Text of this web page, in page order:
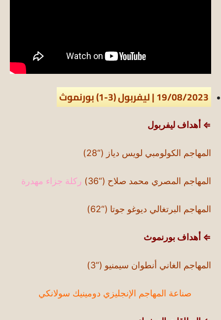
19/08/2023 | ليفربول (3-1) بورنموث
⇐ أهداف ليفربول
المهاجم الكولومبي لويس دياز (“28)
المهاجم المصري محمد صلاح (“36) ركلة جزاء مهدرة
المهاجم البرتغالي ديوغو جوتا (“62)
⇐ أهداف بورنموث
المهاجم الغاني أنطوان سيمنيو (“3)
صناعة المهاجم الإنجليزي دومينيك سولانكي